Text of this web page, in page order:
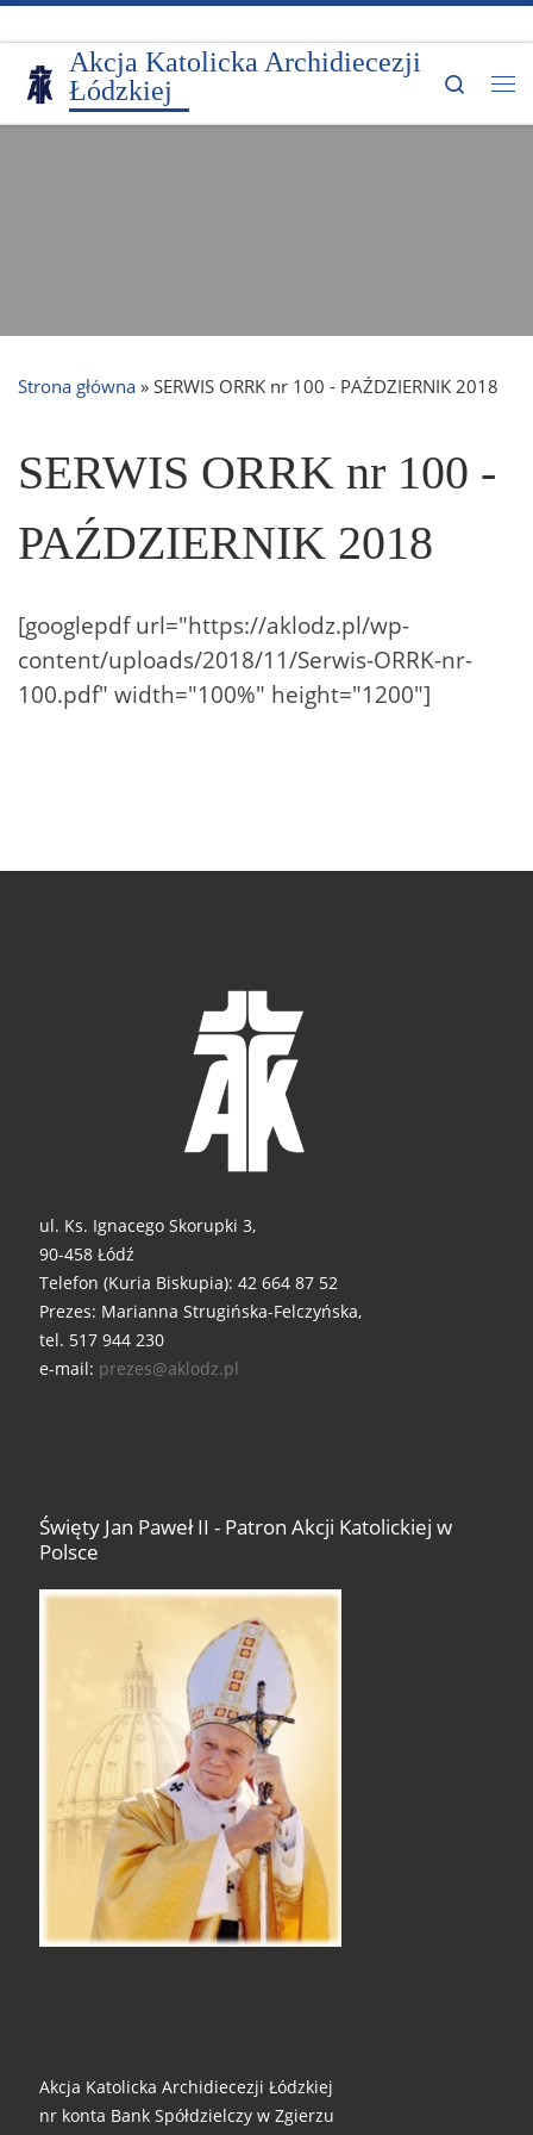
Przejdź do treści
Akcja Katolicka Archidiecezji
Łódzkiej
Search
Strona główna » SERWIS ORRK nr 100 - PAŹDZIERNIK 2018
SERWIS ORRK nr 100 -
PAŹDZIERNIK 2018
[googlepdf url="https://aklodz.pl/wp-
content/uploads/2018/11/Serwis-ORRK-nr-
100.pdf" width="100%" height="1200"]
ul. Ks. Ignacego Skorupki 3,
90-458 Łódź
Telefon (Kuria Biskupia): 42 664 87 52
Prezes: Marianna Strugińska-Felczyńska,
tel. 517 944 230
e-mail: prezes@aklodz.pl
Święty Jan Paweł II - Patron Akcji Katolickiej w
Polsce
Akcja Katolicka Archidiecezji Łódzkiej
nr konta Bank Spółdzielczy w Zgierzu